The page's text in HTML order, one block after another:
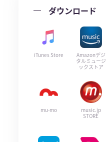
ダウンロード
iTunes Store
Amazonデジ
タルミュージ
ックストア
mu-mo
music.jp
STORE